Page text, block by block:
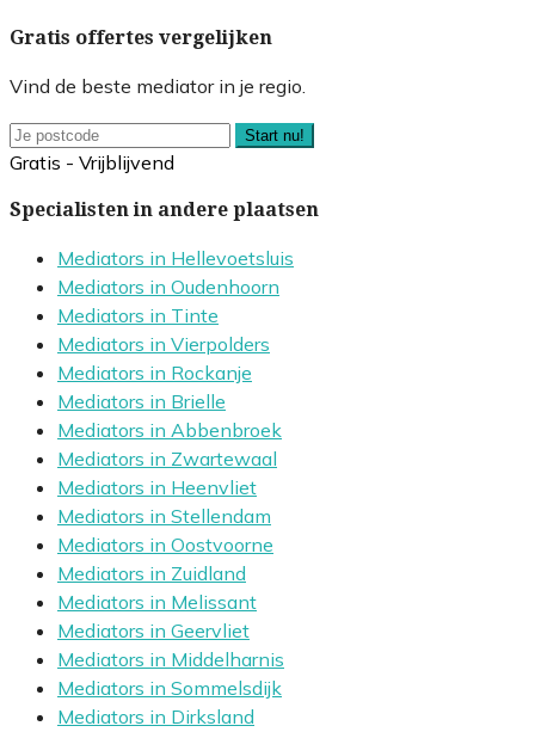
Gratis offertes vergelijken
Vind de beste mediator in je regio.
Start nu!
Gratis - Vrijblijvend
Specialisten in andere plaatsen
Mediators in Hellevoetsluis
Mediators in Oudenhoorn
Mediators in Tinte
Mediators in Vierpolders
Mediators in Rockanje
Mediators in Brielle
Mediators in Abbenbroek
Mediators in Zwartewaal
Mediators in Heenvliet
Mediators in Stellendam
Mediators in Oostvoorne
Mediators in Zuidland
Mediators in Melissant
Mediators in Geervliet
Mediators in Middelharnis
Mediators in Sommelsdijk
Mediators in Dirksland